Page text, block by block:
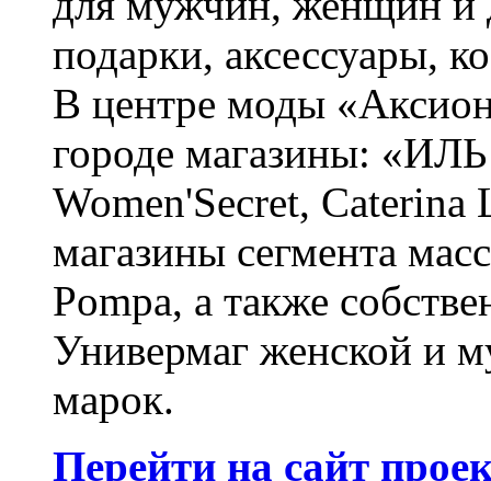
подарки, аксессуары,
В центре моды
городе магазины:
Women'Secret,
магазины сегмента
Pompa, а также
Универмаг женской и
марок.
Перейти на сайт